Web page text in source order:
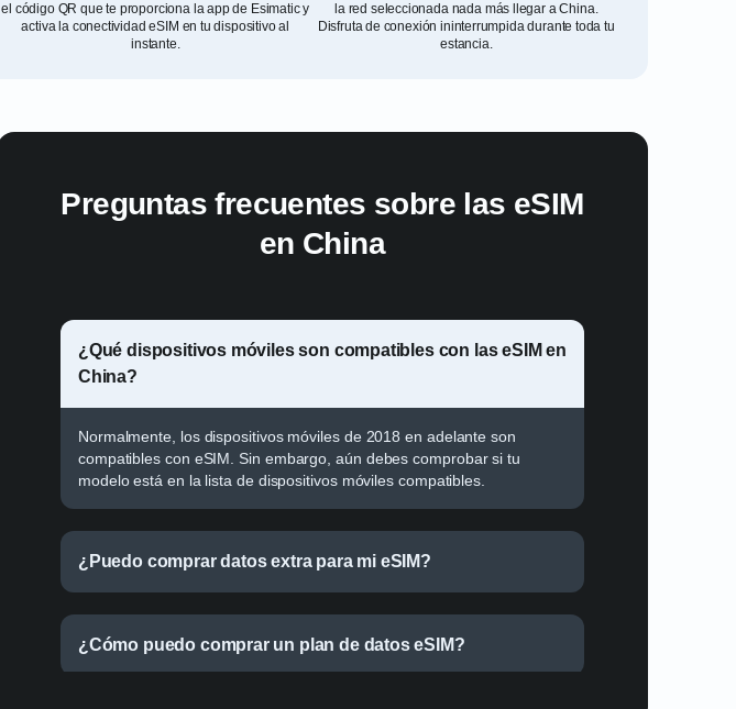
el código QR que te proporciona la app de Esimatic y
activa la conectividad eSIM en tu dispositivo al
instante.
la red seleccionada nada más llegar a China.
Disfruta de conexión ininterrumpida durante toda tu
estancia.
Preguntas frecuentes sobre las eSIM
en China
¿Qué dispositivos móviles son compatibles con las eSIM
en China?
Normalmente, los dispositivos móviles de 2018 en adelante son
compatibles con eSIM. Sin embargo, aún debes comprobar si tu
modelo está en la lista de dispositivos móviles compatibles.
¿Puedo comprar datos extra para mi eSIM?
¿Cómo puedo comprar un plan de datos eSIM?